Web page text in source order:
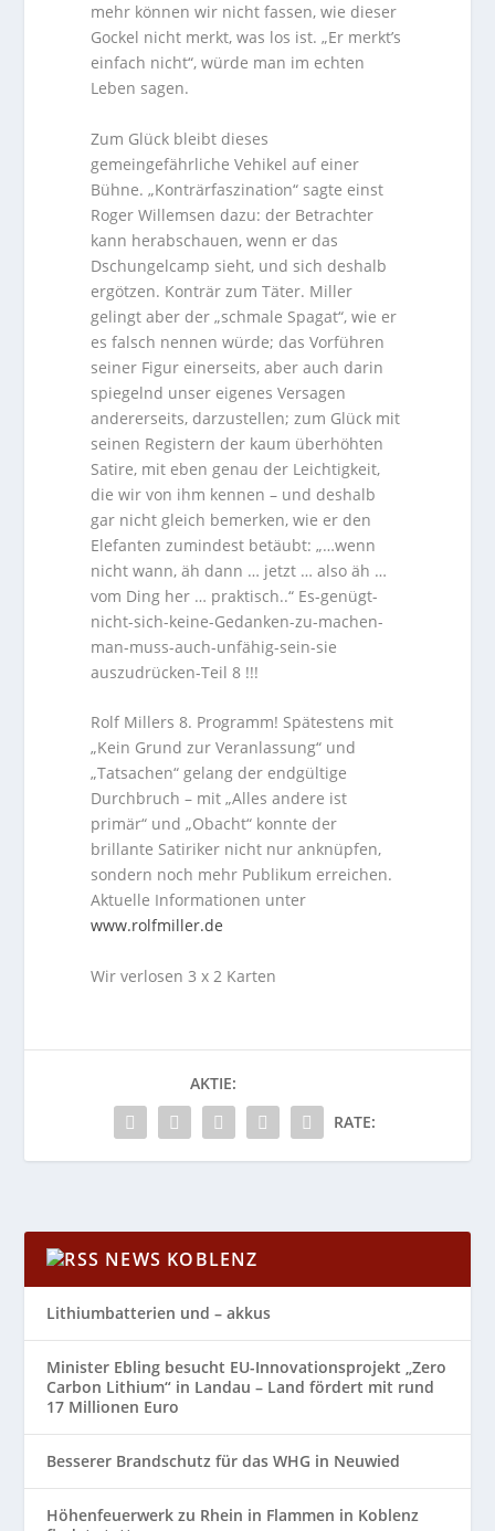
mehr können wir nicht fassen, wie dieser
Gockel nicht merkt, was los ist. „Er merkt’s
einfach nicht“, würde man im echten
Leben sagen.
Zum Glück bleibt dieses
gemeingefährliche Vehikel auf einer
Bühne. „Konträrfaszination“ sagte einst
Roger Willemsen dazu: der Betrachter
kann herabschauen, wenn er das
Dschungelcamp sieht, und sich deshalb
ergötzen. Konträr zum Täter. Miller
gelingt aber der „schmale Spagat“, wie er
es falsch nennen würde; das Vorführen
seiner Figur einerseits, aber auch darin
spiegelnd unser eigenes Versagen
andererseits, darzustellen; zum Glück mit
seinen Registern der kaum überhöhten
Satire, mit eben genau der Leichtigkeit,
die wir von ihm kennen – und deshalb
gar nicht gleich bemerken, wie er den
Elefanten zumindest betäubt: „…wenn
nicht wann, äh dann … jetzt … also äh …
vom Ding her … praktisch..“ Es-genügt-
nicht-sich-keine-Gedanken-zu-machen-
man-muss-auch-unfähig-sein-sie
auszudrücken-Teil 8 !!!
Rolf Millers 8. Programm! Spätestens mit
„Kein Grund zur Veranlassung“ und
„Tatsachen“ gelang der endgültige
Durchbruch – mit „Alles andere ist
primär“ und „Obacht“ konnte der
brillante Satiriker nicht nur anknüpfen,
sondern noch mehr Publikum erreichen.
Aktuelle Informationen unter
www.rolfmiller.de
Wir verlosen 3 x 2 Karten
AKTIE:
RATE:
NEWS KOBLENZ
Lithiumbatterien und – akkus
Minister Ebling besucht EU-Innovationsprojekt „Zero
Carbon Lithium“ in Landau – Land fördert mit rund
17 Millionen Euro
Besserer Brandschutz für das WHG in Neuwied
Höhenfeuerwerk zu Rhein in Flammen in Koblenz